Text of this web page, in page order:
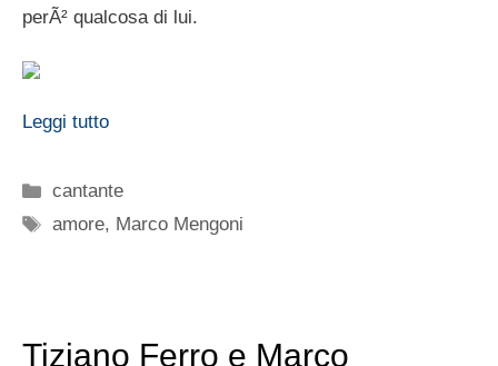
perÃ² qualcosa di lui.
Leggi tutto
Categorie
cantante
Tag
amore, Marco Mengoni
Tiziano Ferro e Marco